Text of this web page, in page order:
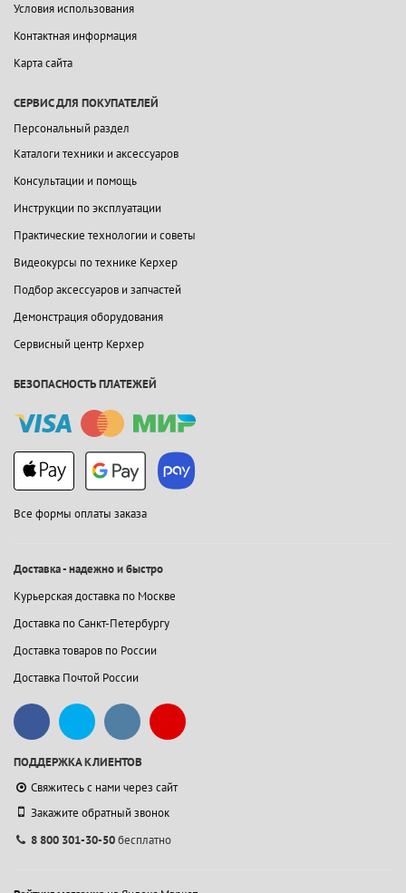
Условия использования
Контактная информация
Карта сайта
СЕРВИС ДЛЯ ПОКУПАТЕЛЕЙ
Персональный раздел
Каталоги техники и аксессуаров
Консультации и помощь
Инструкции по эксплуатации
Практические технологии и советы
Видеокурсы по технике Керхер
Подбор аксессуаров и запчастей
Демонстрация оборудования
Сервисный центр Керхер
БЕЗОПАСНОСТЬ ПЛАТЕЖЕЙ
Все формы оплаты заказа
Доставка - надежно и быстро
Курьерская доставка по Москве
Доставка по Санкт-Петербургу
Доставка товаров по России
Доставка Почтой России
ПОДДЕРЖКА КЛИЕНТОВ
Свяжитесь с нами через сайт
Закажите обратный звонок
8 800 301-30-50бесплатно